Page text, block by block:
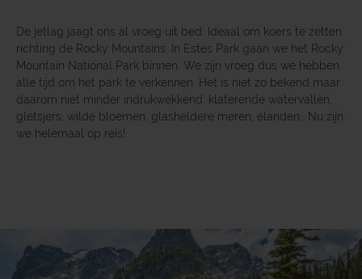
De jetlag jaagt ons al vroeg uit bed. Ideaal om koers te zetten
richting de Rocky Mountains. In Estes Park gaan we het Rocky
Mountain National Park binnen. We zijn vroeg dus we hebben
alle tijd om het park te verkennen. Het is niet zo bekend maar
daarom niet minder indrukwekkend: klaterende watervallen,
gletsjers, wilde bloemen, glasheldere meren, elanden… Nu zijn
we helemaal op reis!